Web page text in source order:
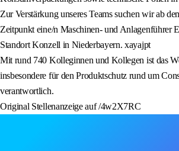
Zur Verstärkung unseres Teams suchen wir ab
Zeitpunkt eine/n Maschinen- und Anlagenführer
Standort Konzell in Niederbayern. xayajpt
Mit rund 740 Kolleginnen und Kollegen ist das
insbesondere für den Produktschutz rund um
verantwortlich.
Original Stellenanzeige auf /4w2X7RC